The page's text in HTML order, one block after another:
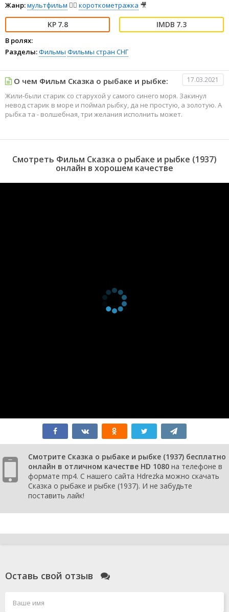
Жанр:мультфильм 🧚‍♀️ короткометражка 🎥
7.8 7.3
В ролях:
Разделы:Фильмы Фильмы стран СНГ
О чем Фильм Сказка о рыбаке и рыбке: 17.03.2021
Жили-были старик со старухой у самого синего моря. Закинул
невод старик в море и поймал рыбку, да не простую, а золотую. А
рыбка та - волшебная, три желания исполнить может.
Смотреть Фильм Сказка о рыбаке и рыбке (1937)
онлайн в хорошем качестве
Смотрите Сказка о рыбаке и рыбке (1937) бесплатно
онлайн в отличном качестве HD 1080 на телефоне в
формате mp4. С нашего сайта Hdrezka можно скачать
Сказка о рыбаке и рыбке (1937). И не забудьте
поставить лайк!
Оставь свой отзыв